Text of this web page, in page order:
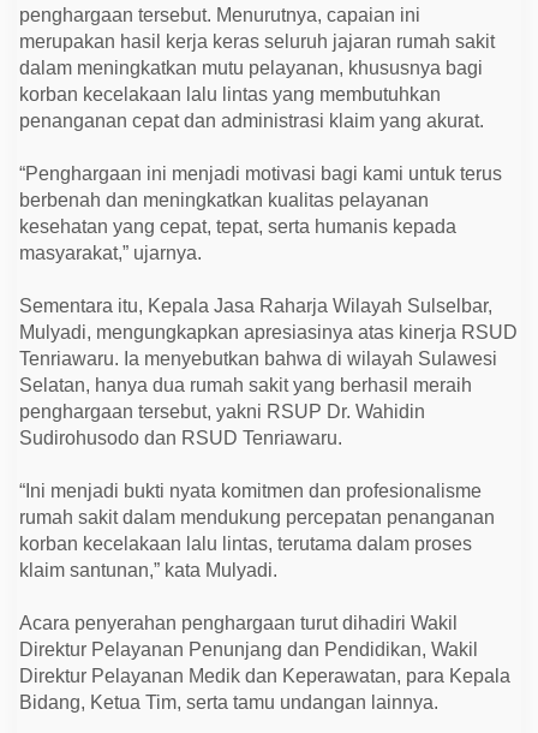
penghargaan tersebut. Menurutnya, capaian ini
merupakan hasil kerja keras seluruh jajaran rumah sakit
dalam meningkatkan mutu pelayanan, khususnya bagi
korban kecelakaan lalu lintas yang membutuhkan
penanganan cepat dan administrasi klaim yang akurat.
“Penghargaan ini menjadi motivasi bagi kami untuk terus
berbenah dan meningkatkan kualitas pelayanan
kesehatan yang cepat, tepat, serta humanis kepada
masyarakat,” ujarnya.
Sementara itu, Kepala Jasa Raharja Wilayah Sulselbar,
Mulyadi, mengungkapkan apresiasinya atas kinerja RSUD
Tenriawaru. Ia menyebutkan bahwa di wilayah Sulawesi
Selatan, hanya dua rumah sakit yang berhasil meraih
penghargaan tersebut, yakni RSUP Dr. Wahidin
Sudirohusodo dan RSUD Tenriawaru.
“Ini menjadi bukti nyata komitmen dan profesionalisme
rumah sakit dalam mendukung percepatan penanganan
korban kecelakaan lalu lintas, terutama dalam proses
klaim santunan,” kata Mulyadi.
Acara penyerahan penghargaan turut dihadiri Wakil
Direktur Pelayanan Penunjang dan Pendidikan, Wakil
Direktur Pelayanan Medik dan Keperawatan, para Kepala
Bidang, Ketua Tim, serta tamu undangan lainnya.